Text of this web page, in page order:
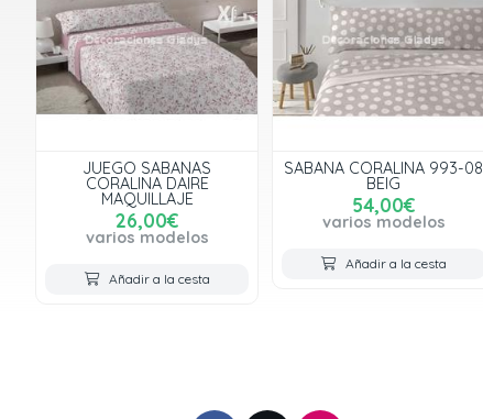
JUEGO SABANAS
CORALINA DAIRE
MAQUILLAJE
26,00€
varios modelos
Añadir a la cesta
SABANA CORALINA 993-08
BEIG
54,00€
varios modelos
Añadir a la cesta